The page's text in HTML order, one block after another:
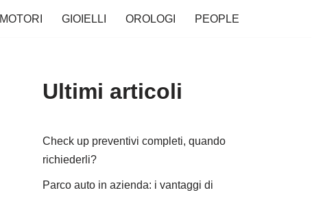
MOTORI GIOIELLI OROLOGI PEOPLE
Ultimi articoli
Check up preventivi completi, quando
richiederli?
Parco auto in azienda: i vantaggi di